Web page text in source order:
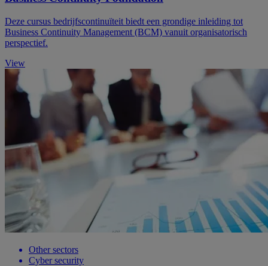
Deze cursus bedrijfscontinuïteit biedt een grondige inleiding tot
Business Continuity Management (BCM) vanuit organisatorisch
perspectief.
View
Other sectors
Cyber security